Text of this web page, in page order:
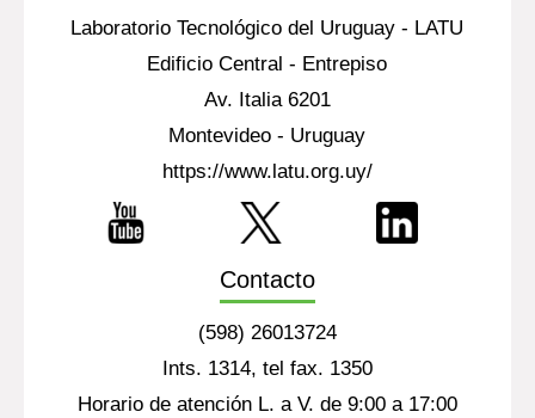
Laboratorio Tecnológico del Uruguay - LATU
Edificio Central - Entrepiso
Av. Italia 6201
Montevideo - Uruguay
https://www.latu.org.uy/
Contacto
(598) 26013724
Ints. 1314, tel fax. 1350
Horario de atención L. a V. de 9:00 a 17:00